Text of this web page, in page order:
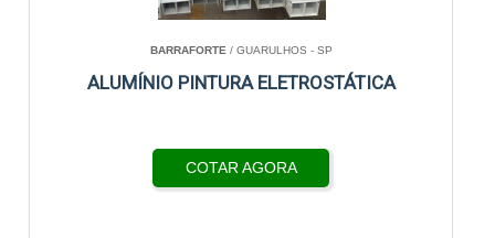
BARRAFORTE / GUARULHOS - SP
ALUMÍNIO PINTURA ELETROSTÁTICA
COTAR AGORA